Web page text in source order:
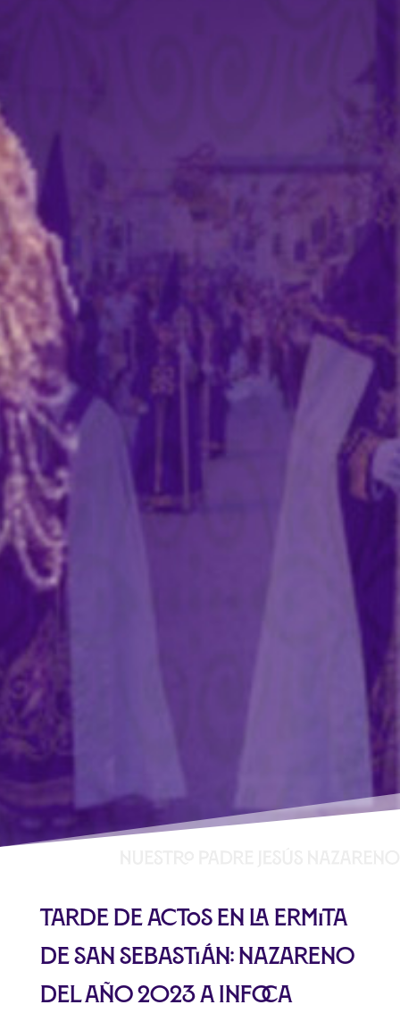
Tarde de actos en la Ermita
de San Sebastián: Nazareno
del año 2023 a INFOCA